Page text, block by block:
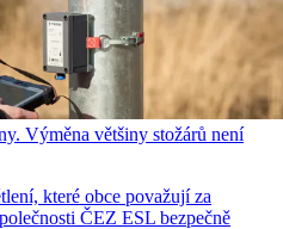
Výměna většiny stožárů není
které obce považují za
ČEZ ESL bezpečně